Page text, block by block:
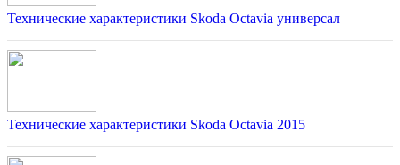
Технические характеристики Skoda Octavia универсал
Технические характеристики Skoda Octavia 2015